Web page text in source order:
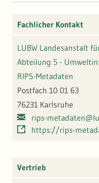
Fachlicher Kontakt
LUBW Landesanstalt
Abteilung 5 -
RIPS-Metadaten
Postfach 10 01 63
76231 Karlsruhe
rips-
https://rips-
Vertrieb